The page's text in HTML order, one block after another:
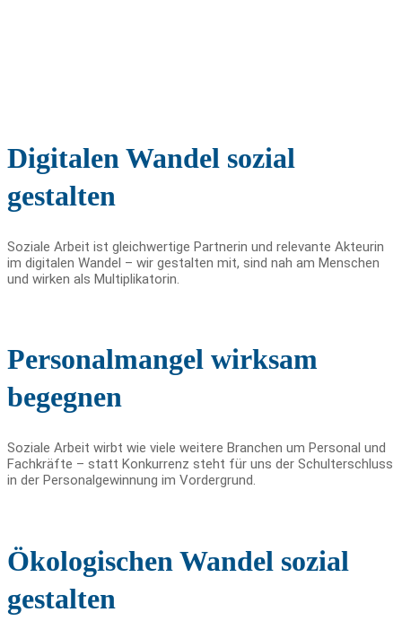
Digitalen Wandel sozial
gestalten
Soziale Arbeit ist gleichwertige Partnerin und relevante Akteurin
im digitalen Wandel – wir gestalten mit, sind nah am Menschen
und wirken als Multiplikatorin.
Personalmangel wirksam
begegnen
Soziale Arbeit wirbt wie viele weitere Branchen um Personal und
Fachkräfte – statt Konkurrenz steht für uns der Schulterschluss
in der Personalgewinnung im Vordergrund.
Ökologischen Wandel sozial
gestalten